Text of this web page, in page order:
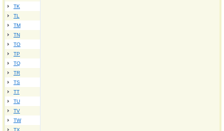
TK
TL
TM
TN
TO
TP
TQ
TR
TS
TT
TU
TV
TW
TX